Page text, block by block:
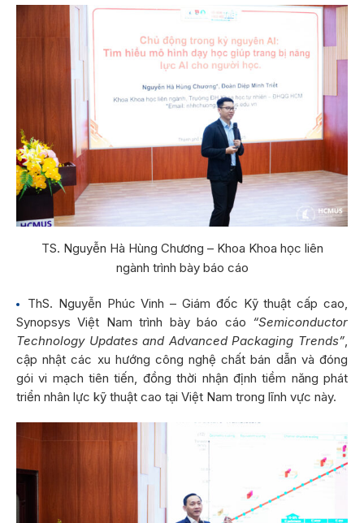
TS. Nguyễn Hà Hùng Chương – Khoa Khoa học liên
ngành trình bày báo cáo
ThS. Nguyễn Phúc Vinh – Giám đốc Kỹ thuật cấp cao,
Synopsys Việt Nam trình bày báo cáo “Semiconductor
Technology Updates and Advanced Packaging Trends”
cập nhật các xu hướng công nghệ chất bán dẫn và đóng
gói vi mạch tiên tiến, đồng thời nhận định tiềm năng phát
triển nhân lực kỹ thuật cao tại Việt Nam trong lĩnh vực này.